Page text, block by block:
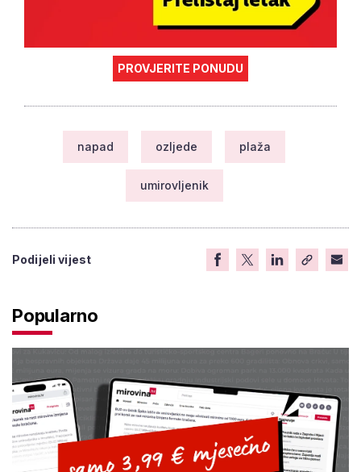
PROVJERITE PONUDU
napad ozljede plaža
umirovljenik
Podijeli vijest
Popularno